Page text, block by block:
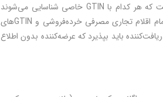
تركيب متغيری شامل تعداد ثابتی از چند نوع قلم تجاری مصرفی خرده‌فروشی مختلف است که هر کدام با GTIN خاصی شناسایی می‌شوند
(مانند بسته‌ای حاوی تعدادی آبميوه كه هر چند عدد از آنها، آب يك نوع ميوه هستند). تمام اقلام تجاری مصرفی خرده‌فروشی و GTINهای
باید بپذيرد که عرضه‌کننده بدون اطلاع